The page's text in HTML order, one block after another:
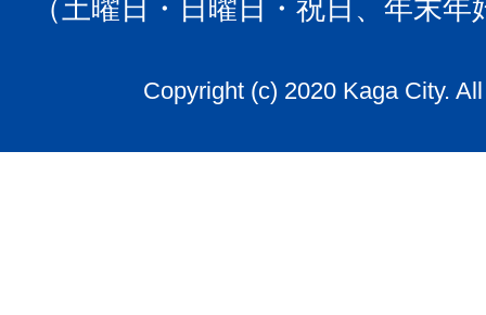
（土曜日・日曜日・祝日、年末
Copyright (c) 2020 Kaga City.